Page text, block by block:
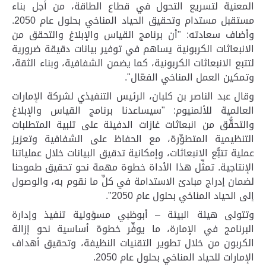
المعنية لتسريع التحول في قطاع الطاقة، من أجل بناء
مستقبل مستدام وتحقيق الحياد المناخي بحلول عام 2050.
وأضاف سعادته: "أن برنامج القياس والإبلاغ والتحقق من
الانبعاثات الكربونية يساهم في توفير بيانات دقيقة ضرورية
لتتبع الانبعاثات الكربونية، كما يضمن الشفافية، وبناء الثقة،
وتمكين العمل المناخي الفعّال."
وقال عبد الناصر بن كلبان، الرئيس التنفيذي لشركة الإمارات
العالمية للألمنيوم: "سيساعدنا برنامج القياس والإبلاغ
والتحقُّق من انبعاثات غازات الدفيئة على تلبية المتطلبات
التنظيمية المتطوِّرة، مع الحفاظ على الشفافية وتعزيز
عملية تتبُّع الانبعاثات، وإمكانية تدقيق البيانات خلال عملياتنا
الإنتاجية. تمثِّل هذا الأداة خطوة مهمة نحو تحقيق طموحنا
لضمان إدراج مبادئ الاستدامة في كلِّ ما نقوم به، والوصول
إلى الحياد المناخي بحلول عام 2050"
.
وتتولى هيئة البيئة – أبوظبي مسؤولية تنفيذ وإدارة
البرنامج في الإمارة، ما يوفِّر خطوة أساسية نحو إزالة
الكربون من خلال تطوير التقنيات النظيفة، وتحقيق أهداف
الإمارات للحياد المناخي بحلول عام 2050 .